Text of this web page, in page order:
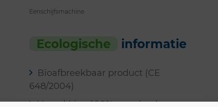
Eenschijfsmachine
Ecologische informatie
Bioafbreekbaar product (CE
648/2004)
Verpakking 100% recycleerbaar